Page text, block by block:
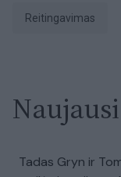
reitingavimas
Tadas Gryn ir